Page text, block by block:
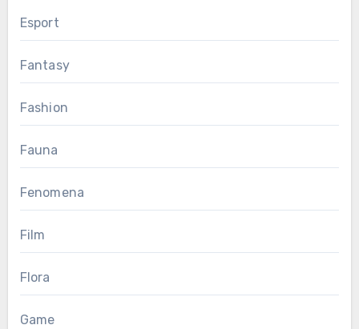
Esport
Fantasy
Fashion
Fauna
Fenomena
Film
Flora
Game